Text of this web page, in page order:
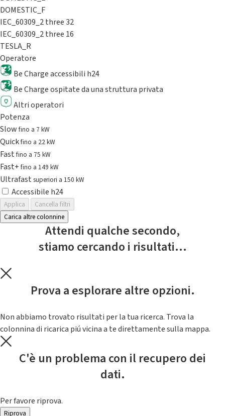
DOMESTIC_F
IEC_60309_2 three 32
IEC_60309_2 three 16
TESLA_R
Operatore
Be Charge accessibili h24
Be Charge ospitate da una struttura privata
Altri operatori
Potenza
Slowfino a 7 kW
Quickfino a 22 kW
Fastfino a 75 kW
Fast+fino a 149 kW
Ultrafast superiori a 150 kW
Accessibile h24
Applica
Cancella filtri
Carica altre colonnine
Attendi qualche secondo,
stiamo cercando i risultati...
Prova a esplorare altre opzioni.
Non abbiamo trovato risultati per la tua ricerca. Trova la
colonnina di ricarica piú vicina a te direttamente sulla mappa.
C'è un problema con il recupero dei
dati.
Per favore riprova.
Riprova